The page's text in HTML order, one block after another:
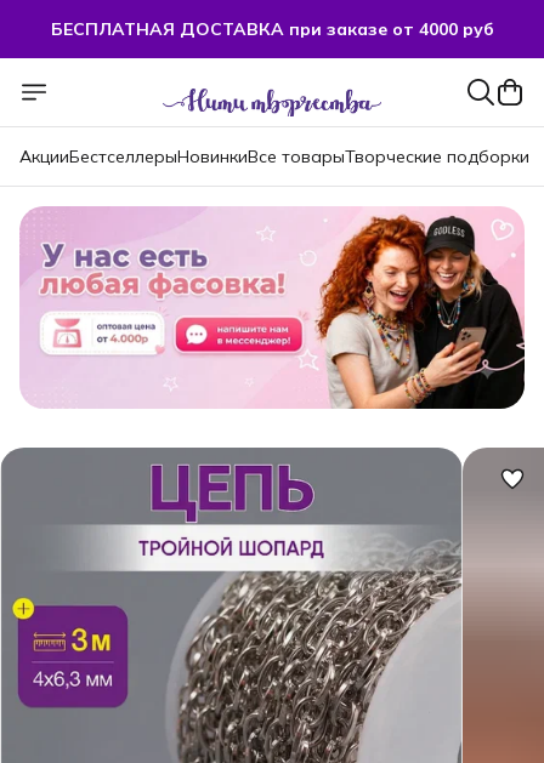
БЕСПЛАТНАЯ ДОСТАВКА при заказе от 4000 руб
БЕСПЛАТНАЯ ДОСТАВКА при заказе от 4000 руб
АкцииБестселлерыНовинкиВсе товарыТворческие подборки